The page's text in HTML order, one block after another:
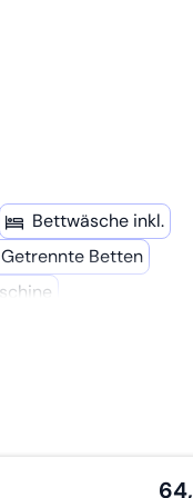
Bettwäsche inkl.
Getrennte Betten